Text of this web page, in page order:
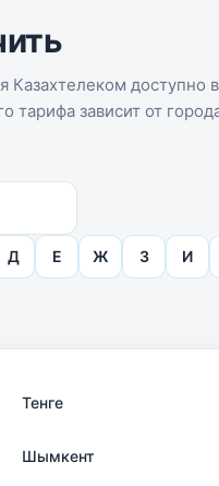
доступно
зависит от
Д Е Ж З И
Тенге
Шымкент